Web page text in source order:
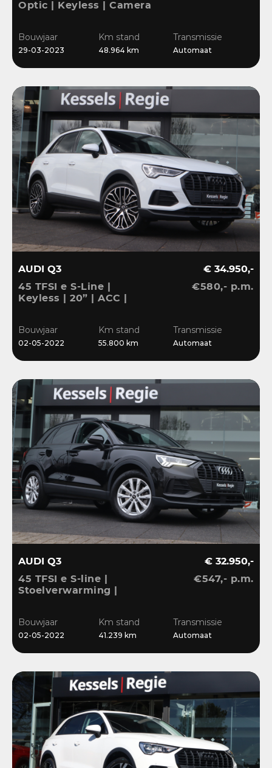
Optic | Keyless | Camera
Sensoren | DAB
Bouwjaar
29-03-2023
Km stand
48.964 km
Transmissie
Automaat
AUDI Q3
45 TFSI e S-Line |
Keyless | 20” | ACC |
€ 34.950,-
€580,- p.m.
Bouwjaar
02-05-2022
Km stand
55.800 km
Transmissie
Automaat
AUDI Q3
45 TFSI e S-line |
Stoelverwarming |
€ 32.950,-
€547,- p.m.
Bouwjaar
02-05-2022
Km stand
41.239 km
Transmissie
Automaat